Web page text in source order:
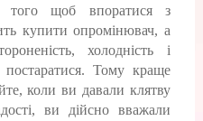
того щоб впоратися з
купити опромінювач, а
холодність і
постаратися. Тому краще
коли ви давали клятву
ви дійсно вважали